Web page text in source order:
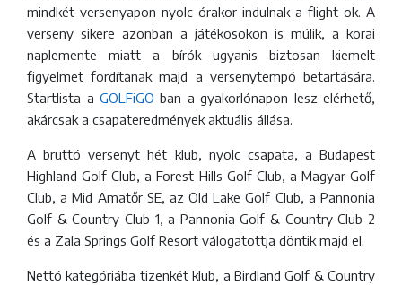
mindkét versenyapon nyolc órakor indulnak a flight-ok. A
verseny sikere azonban a játékosokon is múlik, a korai
naplemente miatt a bírók ugyanis biztosan kiemelt
figyelmet fordítanak majd a versenytempó betartására.
Startlista a GOLFiGO-ban a gyakorlónapon lesz elérhető,
akárcsak a csapateredmények aktuális állása.
A bruttó versenyt hét klub, nyolc csapata, a Budapest
Highland Golf Club, a Forest Hills Golf Club, a Magyar Golf
Club, a Mid Amatőr SE, az Old Lake Golf Club, a Pannonia
Golf & Country Club 1, a Pannonia Golf & Country Club 2
és a Zala Springs Golf Resort válogatottja döntik majd el.
Nettó kategóriába tizenkét klub, a Birdland Golf & Country